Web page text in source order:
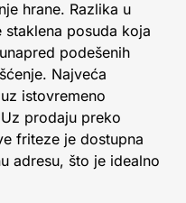
hrane. Razlika u
posuda koja
podešenih
Najveća
istovremeno
prodaju preko
friteze je dostupna
adresu, što je idealno